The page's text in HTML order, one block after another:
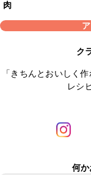
肉
ク
「きちんとおいしく
レシ
何